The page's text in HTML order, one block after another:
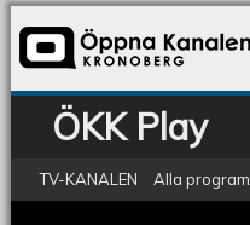
ÖKK Play
TV-KANALEN Alla program